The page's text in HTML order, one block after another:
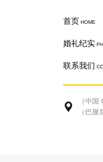
首页 HOME
婚礼纪实
联系我们
（中
（巴